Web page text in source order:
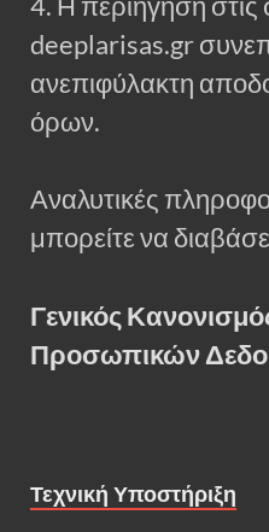
deeplarisas.gr
ανεπιφύλακτη
όρων.
Αναλυτικές
μπορείτε να
Γενικός
Προσωπικών
Τεχνική Υποστήριξη